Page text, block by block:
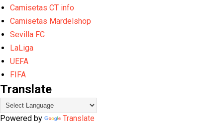
Camisetas CT info
Camisetas Mardelshop
Sevilla FC
LaLiga
UEFA
FIFA
Translate
Powered by
Translate